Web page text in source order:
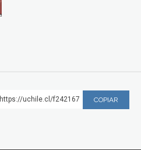
https://uchile.cl/f242167 COPIAR